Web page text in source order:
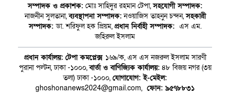
সম্পাদক ও প্রকাশক: মোঃ সাহিদুর রহমান টেপা,সহযোগী সম্পাদক:
নাজনীন সুলতানা,ব্যবস্থাপনা সম্পাদক:নওয়াজিস তাহনুন চন্দন,সহকারী
সম্পাদক: ডা. শরিফুল হক প্রিয়ম, প্রধান নির্বাহী সম্পাদক: এস এম.
জহিরুল ইসলাম
প্রধান কার্যালয়: টেপা কমপ্লেক্স ১৬৯/ক, এস এস নজরুল ইসলাম সারণী
পুরানা পল্টন, ঢাকা -১০০০,বার্তা ও বাণিজ্যিক কার্যালয়:৪৮ বিজয় নগর (৩য়
তলা) ঢাকা -১০০০, যোগাযোগ:ই-মেইল:
ghoshonanews2024@gmail.com, ফোন: ৯৫৭৮৮৩১